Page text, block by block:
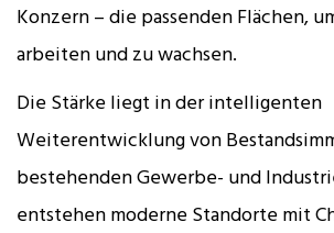
Konzern – die passenden Flächen,
arbeiten und zu wachsen.
Die Stärke liegt in der intelligenten
Weiterentwicklung von
bestehenden Gewerbe- und
entstehen moderne Standorte mit